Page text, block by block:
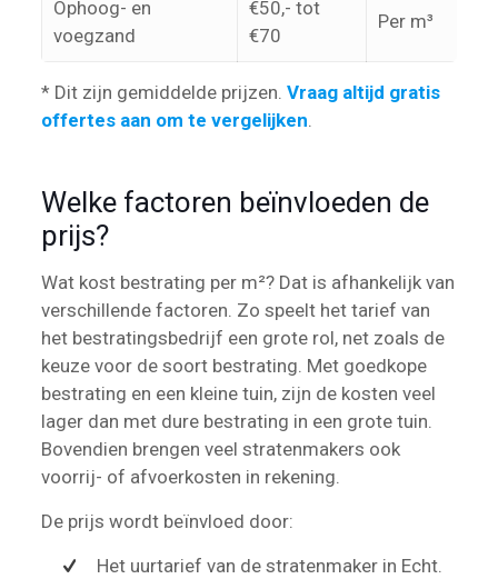
Ophoog- en
voegzand
€50,- tot
€70
Per m³
* Dit zijn gemiddelde prijzen. Vraag altijd gratis
offertes aan om te vergelijken.
Welke factoren beïnvloeden de
prijs?
Wat kost bestrating per m²? Dat is afhankelijk van
verschillende factoren. Zo speelt het tarief van
het bestratingsbedrijf een grote rol, net zoals de
keuze voor de soort bestrating. Met goedkope
bestrating en een kleine tuin, zijn de kosten veel
lager dan met dure bestrating in een grote tuin.
Bovendien brengen veel stratenmakers ook
voorrij- of afvoerkosten in rekening.
De prijs wordt beïnvloed door:
Het uurtarief van de stratenmaker in Echt.